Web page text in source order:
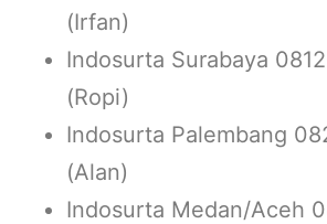
(Irfan)
Indosurta Surabaya
(Ropi)
Indosurta Palembang
(Alan)
Indosurta Medan/Aceh